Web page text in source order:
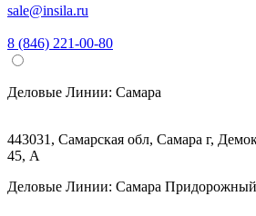
sale@insila.ru
8 (846) 221-00-80
Деловые Линии: Самара
443031, Самарская обл, Самара г,
45, А
Деловые Линии: Самара Придорожный